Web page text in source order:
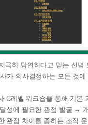
극히 당연하다고 믿는 신념
가 의사결정하는 모든 것에
C레벨 워크숍을 통해 기본
성에 필요한 관점 발굴 →
관점 차이를 좁히는 조직 운